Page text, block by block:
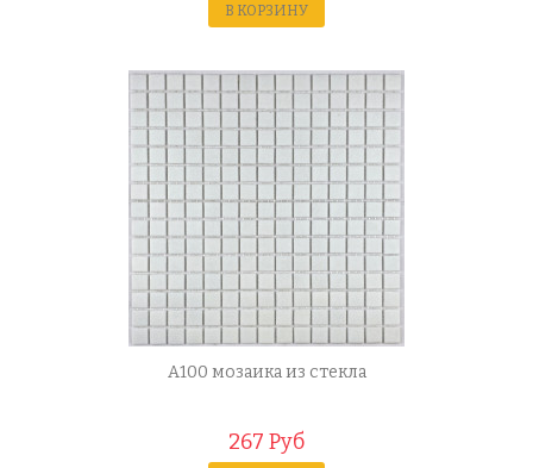
В КОРЗИНУ
A100 мозаика из стекла
267 Руб